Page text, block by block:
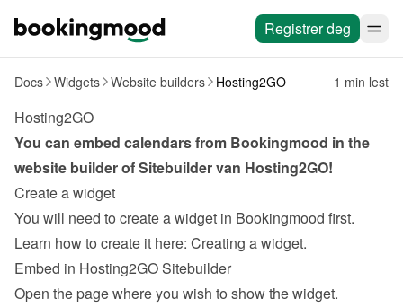
Registrer deg
Docs Widgets Website builders Hosting2GO 1 min lest
Hosting2GO
You can embed calendars from Bookingmood in the
website builder of Sitebuilder van Hosting2GO!
Create a widget
You will need to create a widget in Bookingmood first.
Learn how to create it here: Creating a widget.
Embed in Hosting2GO Sitebuilder
Open the page where you wish to show the widget.